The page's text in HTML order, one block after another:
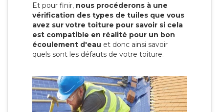
Et pour finir, nous procéderons à une
vérification des types de tuiles que vous
avez sur votre toiture pour savoir si cela
est compatible en réalité pour un bon
écoulement d'eau et donc ainsi savoir
quels sont les défauts de votre toiture.